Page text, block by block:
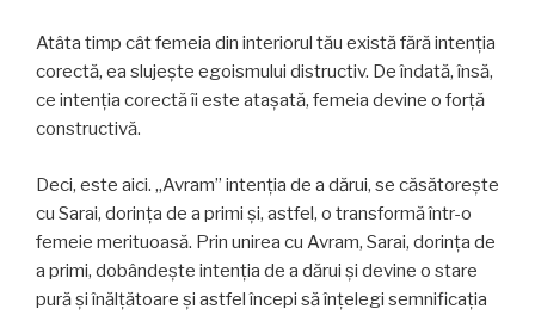
Atâta timp cât femeia din interiorul tău există fără intenția
corectă, ea slujește egoismului distructiv. De îndată, însă,
ce intenția corectă îi este atașată, femeia devine o forță
constructivă.
Deci, este aici. „Avram” intenția de a dărui, se căsătorește
cu Sarai, dorința de a primi și, astfel, o transformă într-o
femeie merituoasă. Prin unirea cu Avram, Sarai, dorința de
a primi, dobândește intenția de a dărui și devine o stare
pură și înălțătoare și astfel începi să înțelegi semnificația